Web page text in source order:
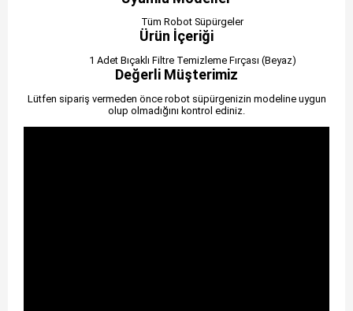
Tüm Robot Süpürgeler
Ürün İçeriği
1 Adet Bıçaklı Filtre Temizleme Fırçası (Beyaz)
Değerli Müşterimiz
Lütfen sipariş vermeden önce robot süpürgenizin modeline uygun
olup olmadığını kontrol ediniz.